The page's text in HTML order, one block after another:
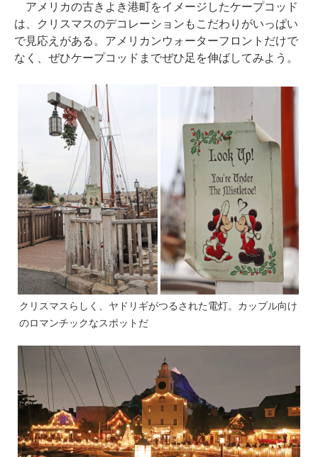
アメリカの古きよき港町をイメージしたケープコッド
は、クリスマスのデコレーションもこだわりがいっぱい
で見応えがある。アメリカンウォーターフロントだけで
なく、ぜひケープコッドまでぜひ足を伸ばしてみよう。
クリスマスらしく、ヤドリギがつるされた電灯。カップル向け
のロマンチックなスポットだ